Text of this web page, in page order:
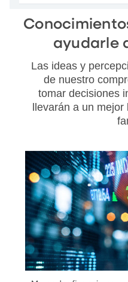
ayudarle
Las ideas y
de nuestro
tomar decisiones
llevarán a un